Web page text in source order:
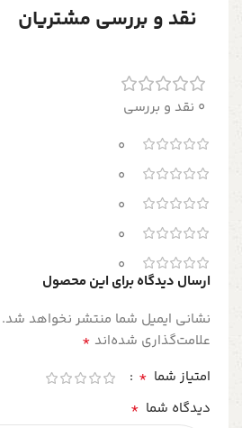
نقد و بررسی مشتریان
0 نقد و بررسی
0
0
0
0
0
ارسال دیدگاه برای این محصول
نشانی ایمیل شما منتشر نخواهد شد.
علامت‌گذاری شده‌اند *
امتیاز شما *
دیدگاه شما *